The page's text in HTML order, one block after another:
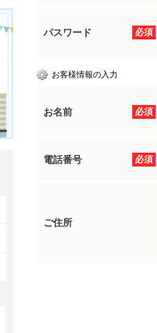
必須
パスワード
お客様情報の入力
必須
お名前
必須
電話番号
ご住所